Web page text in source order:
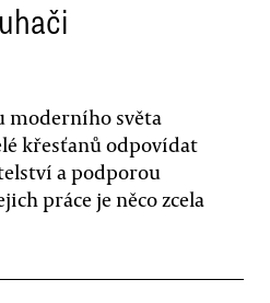
moderního světa
křesťanů odpovídat
a podporou
práce je něco zcela